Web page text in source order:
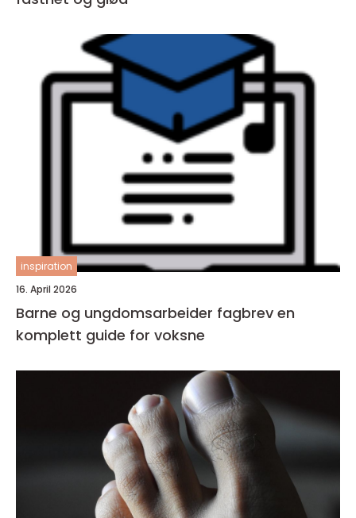
inspiration
16. April 2026
Barne og ungdomsarbeider fagbrev en
komplett guide for voksne